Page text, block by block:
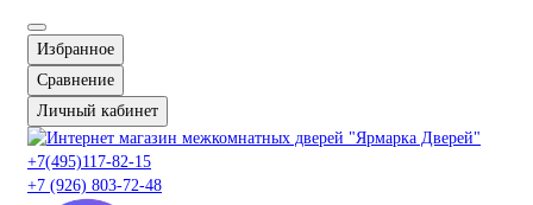
Избранное
Сравнение
Личный кабинет
+7(495)117-82-15
+7 (926) 803-72-48